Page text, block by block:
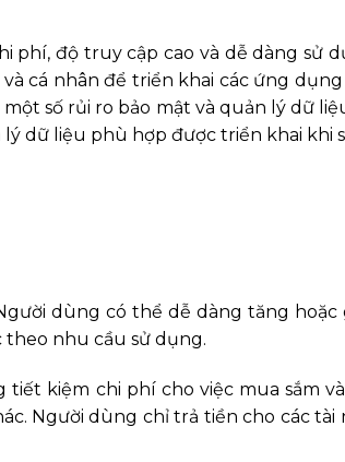
phí, độ truy cập cao và dễ dàng sử
cá nhân để triển khai các ứng
số rủi ro bảo mật và quản lý dữ
dữ liệu phù hợp được triển khai khi
dùng có thể dễ dàng tăng hoặc
theo nhu cầu sử dụng.
kiệm chi phí cho việc mua sắm
Người dùng chỉ trả tiền cho các tài